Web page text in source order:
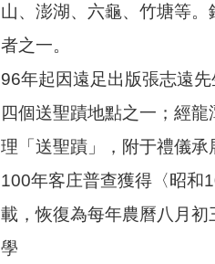
山、澎湖、六龜、竹塘等
者之一。
96年起因遠足出版張志遠
四個送聖蹟地點之一；經
理「送聖蹟」，附于禮儀承
100年客庄普查獲得〈昭和
載，恢復為每年農曆八月
學